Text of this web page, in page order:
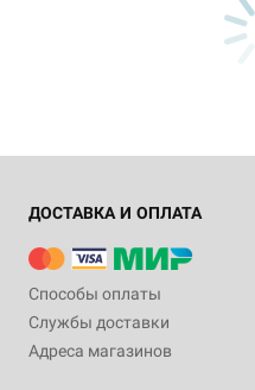
ДОСТАВКА И ОПЛАТА
Способы оплаты
Службы доставки
Адреса магазинов